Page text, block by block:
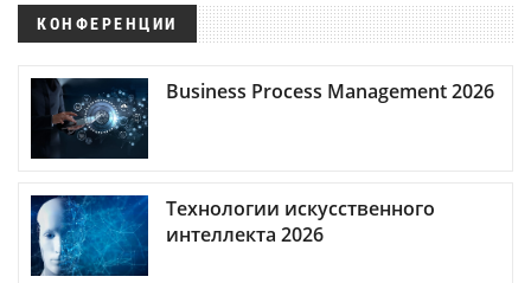
КОНФЕРЕНЦИИ
Business Process Management 2026
Технологии искусственного
интеллекта 2026